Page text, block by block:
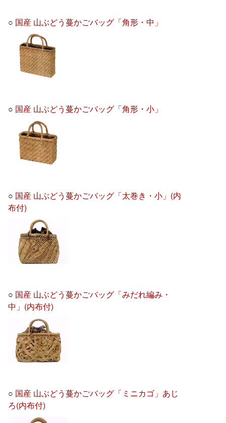
○ 国産 山ぶどう蔓かごバッグ「角形・中」
○ 国産 山ぶどう蔓かごバッグ「角形・小」
○ 国産 山ぶどう蔓かごバッグ「太巻き・小」(内
布付)
○ 国産 山ぶどう蔓かごバッグ「みだれ編み・
中」(内布付)
○ 国産 山ぶどう蔓かごバッグ「ミニカゴ」あじ
ろ(内布付)